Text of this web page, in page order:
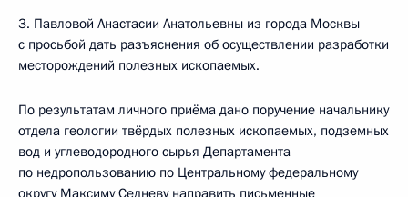
3. Павловой Анастасии Анатольевны из города Москвы
с просьбой дать разъяснения об осуществлении разработки
месторождений полезных ископаемых.
По результатам личного приёма дано поручение начальнику
отдела геологии твёрдых полезных ископаемых, подземных
вод и углеводородного сырья Департамента
по недропользованию по Центральному федеральному
округу Максиму Седневу направить письменные